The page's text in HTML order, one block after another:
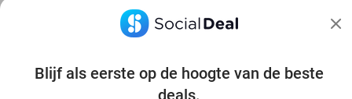
Blijf als eerste op de hoogte van de beste
deals.